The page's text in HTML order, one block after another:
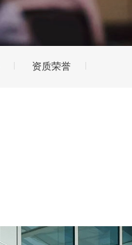
资质荣誉